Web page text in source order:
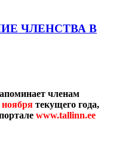
ЧЛЕНСТВА В
членам
ноября текущего года,
www.tallinn.ee